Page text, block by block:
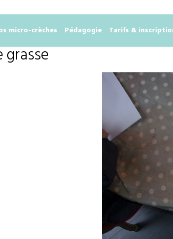
micro-crèches Pédagogie Tarifs &
grasse